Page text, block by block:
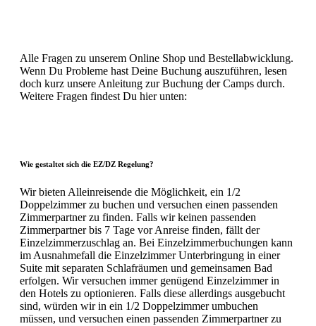
Alle Fragen zu unserem Online Shop und Bestellabwicklung.
Wenn Du Probleme hast Deine Buchung auszuführen, lesen
doch kurz unsere Anleitung zur Buchung der Camps durch.
Weitere Fragen findest Du hier unten:
Wie gestaltet sich die EZ/DZ Regelung?
Wir bieten Alleinreisende die Möglichkeit, ein 1/2
Doppelzimmer zu buchen und versuchen einen passenden
Zimmerpartner zu finden. Falls wir keinen passenden
Zimmerpartner bis 7 Tage vor Anreise finden, fällt der
Einzelzimmerzuschlag an. Bei Einzelzimmerbuchungen kann
im Ausnahmefall die Einzelzimmer Unterbringung in einer
Suite mit separaten Schlafräumen und gemeinsamen Bad
erfolgen. Wir versuchen immer genügend Einzelzimmer in
den Hotels zu optionieren. Falls diese allerdings ausgebucht
sind, würden wir in ein 1/2 Doppelzimmer umbuchen
müssen, und versuchen einen passenden Zimmerpartner zu